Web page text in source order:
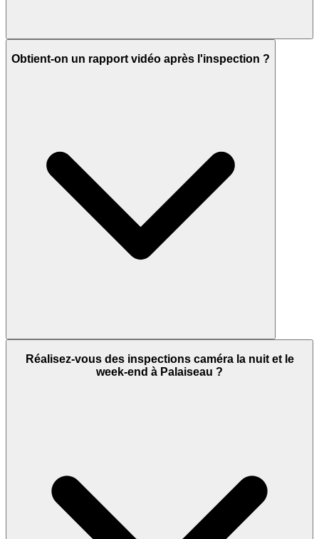
Obtient-on un rapport vidéo après l'inspection ?
Réalisez-vous des inspections caméra la nuit et le
week-end à Palaiseau ?